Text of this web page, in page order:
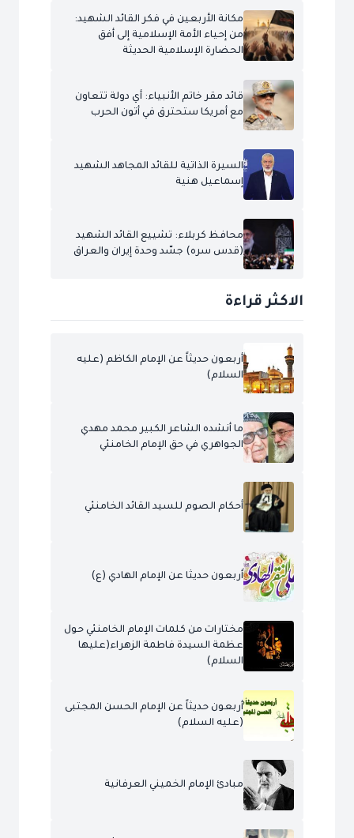
مكانة الأربعين في فكر القائد الشهيد:
من إحياء الأمة الإسلامية إلى أفق
الحضارة الإسلامية الحديثة
قائد مقر خاتم الأنبياء: أي دولة تتعاون
مع أمريكا ستحترق في أتون الحرب
السيرة الذاتية للقائد المجاهد الشهيد
إسماعيل هنية
محافظ كربلاء: تشييع القائد الشهيد
(قدس سره) جسّد وحدة إيران والعراق
الاكثر قراءة
أربعون حديثاً عن الإمام الكاظم (عليه
السلام)
ما أنشده الشاعر الكبير محمد مهدي
الجواهري في حق الإمام الخامنئي
أحكام الصوم للسيد القائد الخامنئي
أربعون حديثا عن الإمام الهادي (ع)
مختارات من كلمات الإمام الخامنئي حول
عظمة السيدة فاطمة الزهراء(عليها
السلام)
أربعون حديثاً عن الإمام الحسن المجتبى
(عليه السلام)
مبادئ الإمام الخميني العرفانية